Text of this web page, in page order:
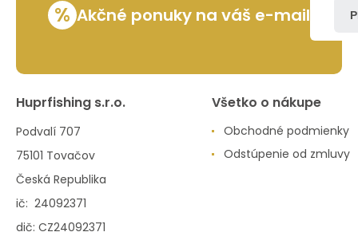
% Akčné ponuky na váš e-mail
Huprfishing s.r.o.
Podvalí 707
75101 Tovačov
Česká Republika
ič: 24092371
dič: CZ24092371
Všetko o nákupe
Obchodné podmienky
Odstúpenie od zmluvy